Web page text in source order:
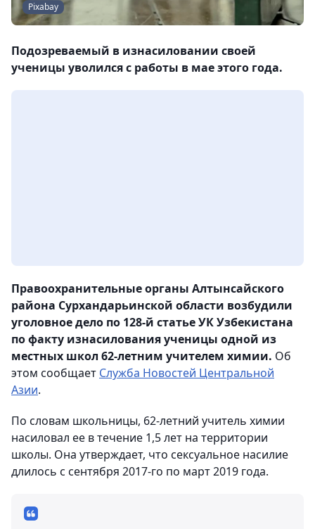
Pixabay
Подозреваемый в изнасиловании своей
ученицы уволился с работы в мае этого года.
Правоохранительные органы Алтынсайского
района Сурхандарьинской области возбудили
уголовное дело по 128-й статье УК Узбекистана
по факту изнасилования ученицы одной из
местных школ 62-летним учителем химии. Об
этом сообщает Служба Новостей Центральной
Азии.
По словам школьницы, 62-летний учитель химии
насиловал ее в течение 1,5 лет на территории
школы. Она утверждает, что сексуальное насилие
длилось с сентября 2017-го по март 2019 года.